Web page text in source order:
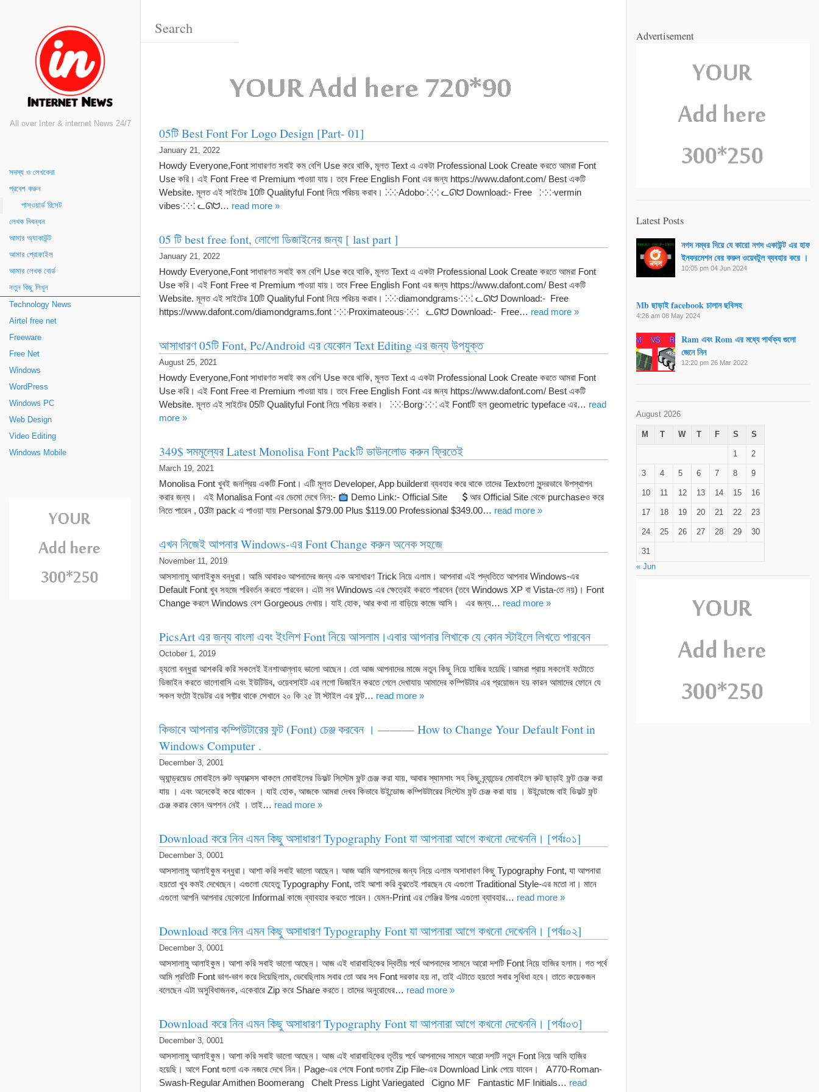
All over Inter & internet News 24/7
সদস্য ও লেখকেরা
প্রবেশ করুন
পাসওয়ার্ড রিসেট
লেখক নিবন্ধন
আমার অ্যাকাউন্ট
আমার প্রোফাইল
আমার লেখক বোর্ড
নতুন কিছু লিখুন
Technology News
Airtel free net
Freeware
Free Net
Windows
WordPress
Windows PC
Web Design
Video Editing
Windows Mobile
05টি Best Font For Logo Design [Part- 01]
January 21, 2022
Howdy Everyone,Font সাধারণত সবাই কম বেশি Use করে থাকি, মূলত Text এ একটা Professional Look Create করতে আমরা Font
Use করি। এই Font Free বা Premium পাওয়া যায়। তবে Free English Font এর জন্য https://www.dafont.com/ Best একটি
Website. মূলত এই সাইটের 10টি Qualityful Font নিয়ে পরিচয় করাব। ⁙⁘Adobo⁘⁙ ᓚᘏᗢ Download:- Free ⁙⁘vermin
vibes⁘⁙ ᓚᘏᗢ… read more »
05 টি best free font, লোগো ডিজাইনের জন্য [ last part ]
January 21, 2022
Howdy Everyone,Font সাধারণত সবাই কম বেশি Use করে থাকি, মূলত Text এ একটা Professional Look Create করতে আমরা Font
Use করি। এই Font Free বা Premium পাওয়া যায়। তবে Free English Font এর জন্য https://www.dafont.com/ Best একটি
Website. মূলত এই সাইটের 10টি Qualityful Font নিয়ে পরিচয় করাব। ⁙⁘diamondgrams⁘⁙ ᓚᘏᗢ Download:- Free
https://www.dafont.com/diamondgrams.font ⁙⁘Proximateous⁘⁙ ᓚᘏᗢ Download:- Free… read more »
আসাধারণ 05টি Font, Pc/Android এর যেকোন Text Editing এর জন্য উপযুক্ত
August 25, 2021
Howdy Everyone,Font সাধারণত সবাই কম বেশি Use করে থাকি, মূলত Text এ একটা Professional Look Create করতে আমরা Font
Use করি। এই Font Free বা Premium পাওয়া যায়। তবে Free English Font এর জন্য https://www.dafont.com/ Best একটি
Website. মূলত এই সাইটের 05টি Qualityful Font নিয়ে পরিচয় করাব। ⁙⁘Borg⁘⁙ এই Fontটি হল geometric typeface এর… read
more »
349$ সমমূল্যের Latest Monolisa Font Packটি ডাউনলোড করুন ফ্রিতেই
March 19, 2021
Monolisa Font খুবই জনপ্রিয় একটি Font। এটি মূলত Developer, App builderরা ব্যবহার করে থাকে তাদের Textগুলো সুন্দরভাবে উপস্থাপন
করার জন্য। এই Monalisa Font এর ডেমো দেখে নিন:-
Demo Link:- Official Site
আর Official Site থেকে purchaseও করে
নিতে পারেন , 03টা pack এ পাওয়া যায় Personal $79.00 Plus $119.00 Professional $349.00… read more »
এখন নিজেই আপনার Windows-এর Font Change করুন অনেক সহজে
November 11, 2019
আসসালামু আলাইকুম বন্ধুরা। আমি আবারও আপনাদের জন্য এক অসাধারণ Trick নিয়ে এলাম। আপনারা এই পদ্ধতিতে আপনার Windows-এর
Default Font খুব সহজে পরিবর্তন করতে পারবেন। এটা সব Windows এর ক্ষেত্রেই করতে পারবেন (তবে Windows XP বা Vista-তে নয়)। Font
Change করলে Windows বেশ Gorgeous দেখায়। যাই হোক, আর কথা না বাড়িয়ে কাজে আসি। এর জন্য… read more »
PicsArt এর জন্য বাংলা এবং ইংলিশ Font নিয়ে আসলাম।এবার আপনার লিখাকে যে কোন স্টাইলে লিখতে পারবেন
October 1, 2019
হ্যলো বন্ধুরা আশকরি করি সকলেই ইনশাআল্লাহ ভালো আছেন। তো আজ আপনাদের মাজে নতুন কিছু নিয়ে হাজির হয়েছি।আমরা প্রায় সকলেই ফটোতে
ডিজাইন করতে ভালোবাসি এবং ইউটিউব, ওয়েবসাইট এর লগো ডিজাইন করতে গেলে দেখাযায় আমাদের কম্পিউটার এর প্রয়োজন হয় কারন আমাদের ফোনে যে
সকল ফটো ইডেটর এর সফ্টার থাকে সেখানে ২০ কি ২৫ টা স্টাইল এর ফন্ট… read more »
কিভাবে আপনার কম্পিউটারের ফন্ট (Font) চেঞ্জ করবেন । ——— How to Change Your Default Font in
Windows Computer .
December 3, 2001
অ্যান্ড্রয়েড মোবাইলে রুট অ্যাক্সেস থাকলে মোবাইলের ডিফল্ট সিস্টেম ফন্ট চেঞ্জ করা যায়, আবার স্যামসাং সহ কিছু ব্র্যান্ডের মোবাইলে রুট ছাড়াই ফন্ট চেঞ্জ করা
যায় । এবং অনেকেই করে থাকেন । যাই হোক, আজকে আমরা দেখব কিভাবে উইন্ডোজ কম্পিউটারের সিস্টেম ফন্ট চেঞ্জ করা যায় । উইন্ডোজে বাই ডিফল্ট ফন্ট
চেঞ্জ করার কোন অপশন নেই । তাই… read more »
Download করে নিন এমন কিছু অসাধারণ Typography Font যা আপনারা আগে কখনো দেখেননি। [পর্বঃ০১]
December 3, 0001
আসসালামু আলাইকুম বন্ধুরা। আশা করি সবাই ভালো আছেন। আজ আমি আপনাদের জন্য নিয়ে এলাম অসাধারণ কিছু Typography Font, যা আপনারা
হয়তো খুব কমই দেখেছেন। এগুলো যেহেতু Typography Font, তাই আশা করি বুঝতেই পারছেন যে এগুলো Traditional Style-এর মতো না। মানে
এগুলো আপনি আপনার যেকোনো Informal কাজে ব্যাবহার করতে পারেন। যেমন-Print এর গেঞ্জির উপর এগুলো ব্যাবহার… read more »
Download করে নিন এমন কিছু অসাধারণ Typography Font যা আপনারা আগে কখনো দেখেননি। [পর্বঃ০২]
December 3, 0001
আসসালামু আলাইকুম। আশা করি সবাই ভালো আছেন। আজ এই ধারাবাহিকের দ্বিতীয় পর্বে আপনাদের সামনে আরো দশটি Font নিয়ে হাজির হলাম। গত পর্বে
আমি প্রতিটি Font ভাগ-ভাগ করে দিয়েছিলাম, ভেবেছিলাম সবার তো আর সব Font দরকার হয় না, তাই এটাতে হয়তো সবার সুবিধা হবে। তাতে কয়েকজন
বলেছেন এটা অসুবিধাজনক, একেবারে Zip করে Share করতে। তাদের অনুরোধের… read more »
Download করে নিন এমন কিছু অসাধারণ Typography Font যা আপনারা আগে কখনো দেখেননি। [পর্বঃ০৩]
December 3, 0001
আসসালামু আলাইকুম। আশা করি সবাই ভালো আছেন। আজ এই ধারাবাহিকের তৃতীয় পর্বে আপনাদের সামনে আরো দশটি নতুন Font নিয়ে আমি হাজির
হয়েছি। আগে Font গুলো এক নজরে দেখে নিন। Page-এর শেষে Font গুলোর Zip File-এর Download Link পেয়ে যাবেন। A770-Roman-
Swash-Regular Amithen Boomerang Chelt Press Light Variegated Cigno MF Fantastic MF Initials… read
Advertisement
Latest Posts
নগদ নম্বর দিয়ে যে কারো নগদ একাউন্ট এর হাফ
ইনফরমেশন বের করুন ওয়েবটুল ব্যবহার করে ।
10:05 pm 04 Jun 2024
Mb ছাড়াই facebook চালান ছবিসহ
4:26 am 08 May 2024
Ram এবং Rom এর মধ্যে পার্থক্য গুলো
জেনে নিন
12:20 pm 26 Mar 2022
August 2026
M T W T F S S
1 2
3 4 5 6 7 8 9
10 11 12 13 14 15 16
17 18 19 20 21 22 23
24 25 26 27 28 29 30
31
« Jun